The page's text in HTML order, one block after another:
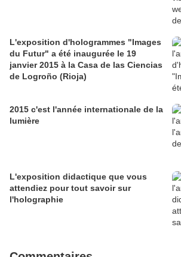
L'exposition d'hologrammes "Images
du Futur" a été inaugurée le 19
janvier 2015 à la Casa de las Ciencias
de Logroño (Rioja)
2015 c'est l'année internationale de la
lumière
L'exposition didactique que vous
attendiez pour tout savoir sur
l'holographie